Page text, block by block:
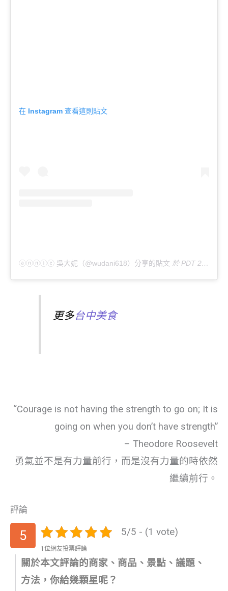
在 Instagram 查看這則貼文
ⓐⓝⓝⓘⓔ 吳大妮（@wudani618）分享的貼文 於 PDT 2019 年 10月 月 10 日 上午 12:26
更多台中美食
“Courage is not having the strength to go on; It is
going on when you don’t have strength”
– Theodore Roosevelt
勇氣並不是有力量前行，而是沒有力量的時依然
繼續前行。
評論
5 5/5 - (1 vote)
1位網友投票評論
關於本文評論的商家、商品、景點、議題、
方法，你給幾顆星呢？